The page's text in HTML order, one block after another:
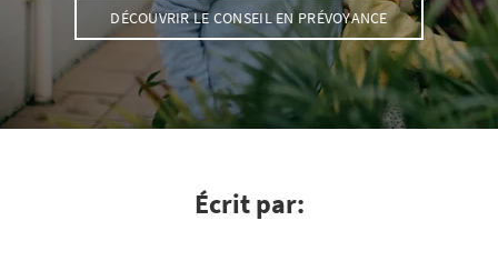
DÉCOUVRIR LE CONSEIL EN PRÉVOYANCE
Écrit par: